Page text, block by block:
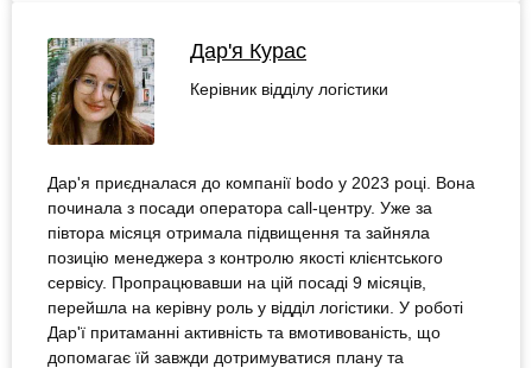
Дар'я Курас
Керівник відділу логістики
Дар'я приєдналася до компанії bodo у 2023 році. Вона
починала з посади оператора call-центру. Уже за
півтора місяця отримала підвищення та зайняла
позицію менеджера з контролю якості клієнтського
сервісу. Пропрацювавши на цій посаді 9 місяців,
перейшла на керівну роль у відділ логістики. У роботі
Дар'ї притаманні активність та вмотивованість, що
допомагає їй завжди дотримуватися плану та